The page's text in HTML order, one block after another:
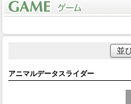
並
アニマルデータスライダー